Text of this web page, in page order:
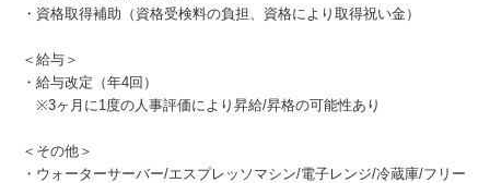
・資格取得補助（資格受検料の負担、資格により取得祝い金）
＜給与＞
・給与改定（年4回）
※3ヶ月に1度の人事評価により昇給/昇格の可能性あり
＜その他＞
・ウォーターサーバー/エスプレッソマシン/電子レンジ/冷蔵庫/フリー